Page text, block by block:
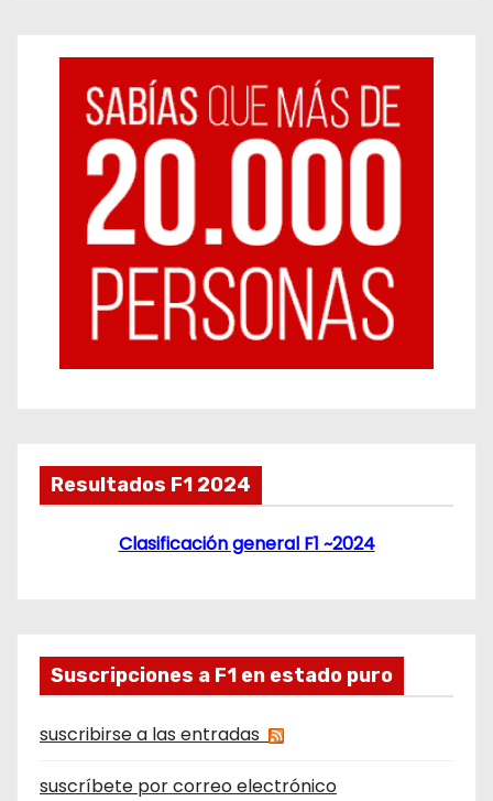
Resultados F1 2024
Clasificación general F1 ~2024
Suscripciones a F1 en estado puro
suscribirse a las entradas
suscríbete por correo electrónico